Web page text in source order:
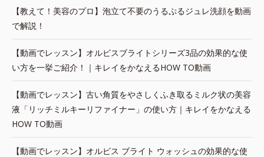
【教えて！美容のプロ】泡立て不要のうるぷるジュレ洗顔を動画
で解説！
【動画でレッスン】オルビスブライトシリーズ3品の効果的な使
い方を一挙ご紹介！｜キレイをかなえるHOW TO動画
【動画でレッスン】古い角質をやさしくふき取るミルク状の美容
液「リッチミルキーリファイナー」の使い方｜キレイをかなえる
HOW TO動画
【動画でレッスン】オルビス ブライト ウォッシュの効果的な使